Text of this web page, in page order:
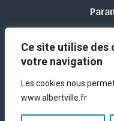
Ce site utilise des
votre navigation
Les cookies nous
www.albertville.fr